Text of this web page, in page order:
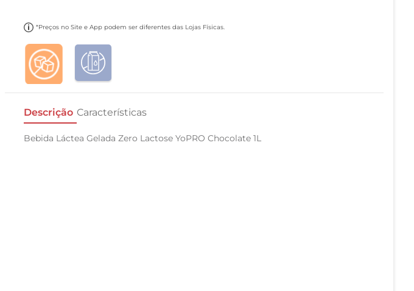
*Preços no Site e App podem ser diferentes das Lojas Físicas.
Descrição Características
Bebida Láctea Gelada Zero Lactose YoPRO Chocolate 1L